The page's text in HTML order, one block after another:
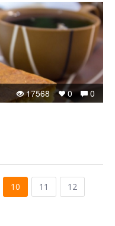
0
0
17568
10 11
12